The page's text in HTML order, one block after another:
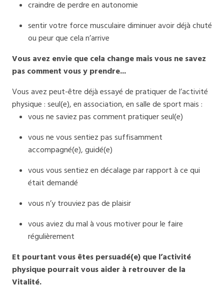
craindre de perdre en autonomie
sentir votre force musculaire diminuer avoir déjà chuté
ou peur que cela n’arrive
Vous avez envie que cela change mais vous ne savez
pas comment vous y prendre...
Vous avez peut-être déjà essayé de pratiquer de l’activité
physique : seul(e), en association, en salle de sport mais :
vous ne saviez pas comment pratiquer seul(e)
vous ne vous sentiez pas suffisamment
accompagné(e), guidé(e)
vous vous sentiez en décalage par rapport à ce qui
était demandé
vous n’y trouviez pas de plaisir
vous aviez du mal à vous motiver pour le faire
régulièrement
Et pourtant vous êtes persuadé(e) que l’activité
physique pourrait vous aider à retrouver de la
Vitalité.